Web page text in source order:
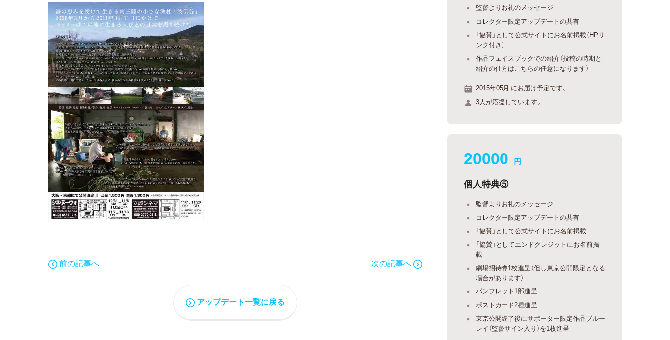
前の記事へ 次の記事へ
アップデート一覧に戻る
監督よりお礼のメッセージ
コレクター限定アップデートの共有
「協賛」として公式サイトにお名前掲載（HPリ
ンク付き）
作品フェイスブックでの紹介（投稿の時期と
紹介の仕方はこちらの任意になります）
2015年05月 にお届け予定です。
3人が応援しています。
20000 円
個人特典⑤
監督よりお礼のメッセージ
コレクター限定アップデートの共有
「協賛」として公式サイトにお名前掲載
「協賛」としてエンドクレジットにお名前掲
載
劇場招待券1枚進呈（但し東京公開限定となる
場合があります）
パンフレット1部進呈
ポストカード2種進呈
東京公開終了後にサポーター限定作品ブルー
レイ（監督サイン入り）を1枚進呈